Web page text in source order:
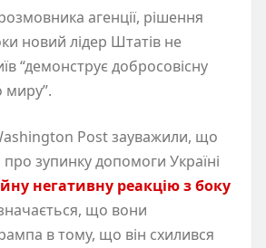
агенції, рішення
новий лідер Штатів не
“демонструє добросовісну
миру”.
Post зауважили, що
зупинку допомоги Україні
негативну реакцію з боку
що вони
в тому, що він схилився